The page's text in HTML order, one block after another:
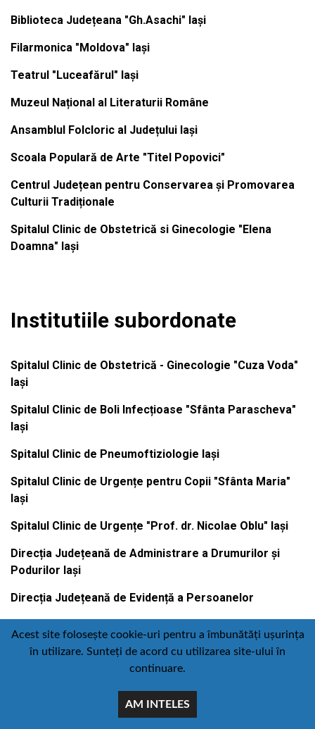
Biblioteca Județeana "Gh.Asachi" Iași
Filarmonica "Moldova" Iași
Teatrul "Luceafărul" Iași
Muzeul Național al Literaturii Române
Ansamblul Folcloric al Județului Iași
Scoala Populară de Arte "Titel Popovici"
Centrul Județean pentru Conservarea și Promovarea
Culturii Tradiționale
Spitalul Clinic de Obstetrică si Ginecologie "Elena
Doamna" Iași
Institutiile subordonate
Spitalul Clinic de Obstetrică - Ginecologie "Cuza Voda"
Iași
Spitalul Clinic de Boli Infecțioase "Sfânta Parascheva"
Iași
Spitalul Clinic de Pneumoftiziologie Iași
Spitalul Clinic de Urgențe pentru Copii "Sfânta Maria"
Iași
Spitalul Clinic de Urgențe "Prof. dr. Nicolae Oblu" Iași
Direcția Județeană de Administrare a Drumurilor și
Podurilor Iași
Direcția Județeană de Evidență a Persoanelor
Contact Politică de confidențialitate
:
comunicare@icc.ro
Acest site folosește cookie-uri pentru a îmbunătăți ușurința
în utilizare. Sunteți de acord cu utilizarea site-ului în
continuare.
AM INTELES